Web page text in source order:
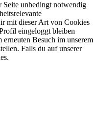
Seite unbedingt notwendig
mit dieser Art von Cookies
eingeloggt bleiben
erneuten Besuch im unserem
Falls du auf unserer